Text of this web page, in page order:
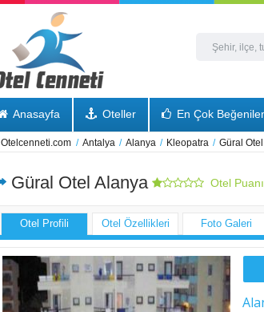
Anasayfa Oteller En Çok
Otelcenneti.com / Antalya / Alanya / Kleopatra / Güral
Güral Otel Alanya Otel
Otel Profili Otel Özellikleri Foto Galeri